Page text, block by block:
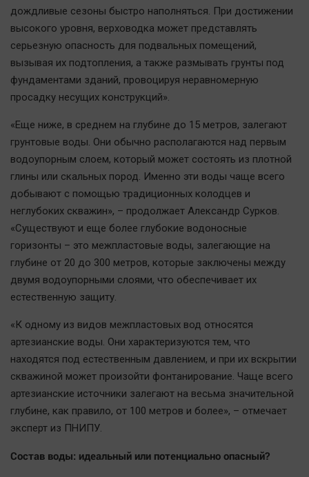
дождливые сезоны быстро наполняться. При достижении
высокого уровня, верховодка может представлять
серьезную опасность для подвальных помещений,
вызывая их подтопления, а также размывать грунты под
фундаментами зданий, провоцируя неравномерную
просадку несущих конструкций».
«Еще ниже, в среднем на глубине до 15 метров, залегают
грунтовые воды. Они обычно располагаются над первым
водоупорным слоем, который может состоять из плотной
глины или скальных пород. Именно эти воды чаще всего
добывают с помощью традиционных колодцев и
неглубоких скважин», – продолжает Александр Сурков.
«Существуют и еще более глубокие водоносные
горизонты – это межпластовые воды, залегающие на
глубине от 20 до 300 метров, которые заключены между
двумя водоупорными слоями, что обеспечивает их
естественную защиту.
«К одному из видов межпластовых вод относятся
артезианские воды. Они характеризуются тем, что
находятся под естественным давлением, и при их вскрытии
скважиной может произойти фонтанирование. Чаще всего
артезианские источники залегают на весьма значительной
глубине, как правило, от 100 метров и более», – отмечает
эксперт из ПНИПУ.
Состав воды: идеальный или потенциально опасный?